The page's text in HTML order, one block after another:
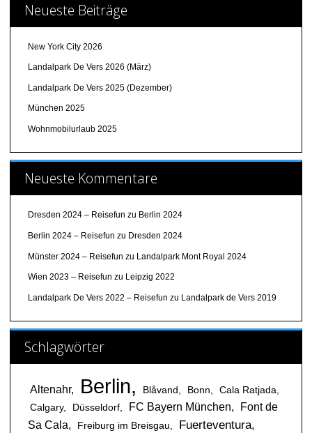
Neueste Beiträge
New York City 2026
Landalpark De Vers 2026 (März)
Landalpark De Vers 2025 (Dezember)
München 2025
Wohnmobilurlaub 2025
Neueste Kommentare
Dresden 2024 – Reisefun zu Berlin 2024
Berlin 2024 – Reisefun zu Dresden 2024
Münster 2024 – Reisefun zu Landalpark Mont Royal 2024
Wien 2023 – Reisefun zu Leipzig 2022
Landalpark De Vers 2022 – Reisefun zu Landalpark de Vers 2019
Schlagwörter
Altenahr Berlin Blåvand Bonn
Cala Ratjada
Calgary
Düsseldorf FC Bayern München
Font de
Sa Cala
Freiburg im Breisgau Fuerteventura